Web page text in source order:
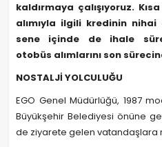
kaldırmaya çalışıyoruz.
alımıyla ilgili kredinin nihai
sene içinde de ihale
otobüs alımlarını son
NOSTALJİ YOLCULUĞU
EGO Genel Müdürlüğü, 1987
Büyükşehir Belediyesi önüne
de ziyarete gelen vatandaşlara